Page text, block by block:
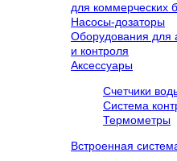
для коммерческих
Насосы-дозаторы
Оборудования для
и контроля
Аксессуары
Счетчики
Система
Термометры
Встроенная